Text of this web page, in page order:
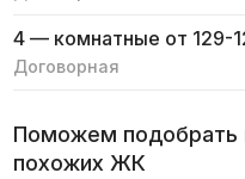
4 — комнатные от 129-
Договорная
Поможем подобрать
похожих ЖК